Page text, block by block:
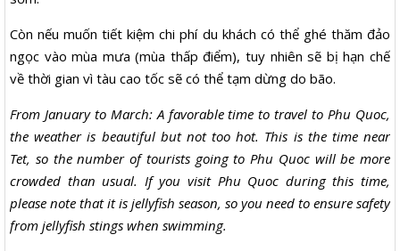
Còn nếu muốn tiết kiệm chi phí du khách có thể ghé thăm đảo
ngọc vào mùa mưa (mùa thấp điểm), tuy nhiên sẽ bị hạn chế
về thời gian vì tàu cao tốc sẽ có thể tạm dừng do bão.
From January to March: A favorable time to travel to Phu Quoc,
the weather is beautiful but not too hot. This is the time near
Tet, so the number of tourists going to Phu Quoc will be more
crowded than usual. If you visit Phu Quoc during this time,
please note that it is jellyfish season, so you need to ensure safety
from jellyfish stings when swimming.